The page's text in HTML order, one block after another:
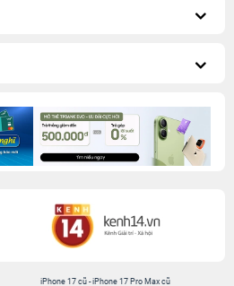
iPhone 17 cũ-iPhone 17 Pro Max cũ